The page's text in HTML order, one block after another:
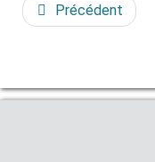
Précédent